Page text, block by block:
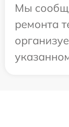
Мы
ремонта